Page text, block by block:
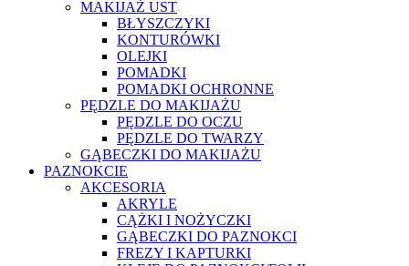
MAKIJAŻ UST
BŁYSZCZYKI
KONTURÓWKI
OLEJKI
POMADKI
POMADKI OCHRONNE
PĘDZLE DO MAKIJAŻU
PĘDZLE DO OCZU
PĘDZLE DO TWARZY
GĄBECZKI DO MAKIJAŻU
PAZNOKCIE
AKCESORIA
AKRYLE
CĄŻKI I NOŻYCZKI
GĄBECZKI DO PAZNOKCI
FREZY I KAPTURKI